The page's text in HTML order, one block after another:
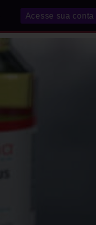
Acesse sua conta